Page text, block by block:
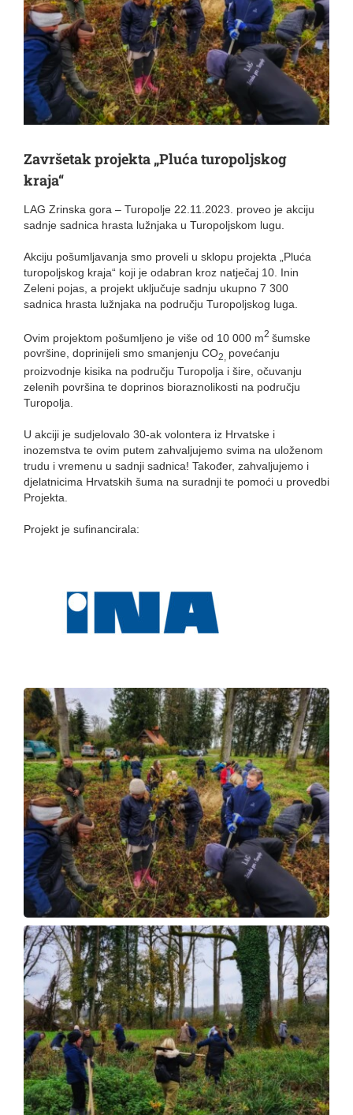
Završetak projekta „Pluća turopoljskog
kraja“
LAG Zrinska gora – Turopolje 22.11.2023. proveo je akciju
sadnje sadnica hrasta lužnjaka u Turopoljskom lugu.
Akciju pošumljavanja smo proveli u sklopu projekta „Pluća
turopoljskog kraja“ koji je odabran kroz natječaj 10. Inin
Zeleni pojas, a projekt uključuje sadnju ukupno 7 300
sadnica hrasta lužnjaka na području Turopoljskog luga.
Ovim projektom pošumljeno je više od 10 000 m2 šumske
površine, doprinijeli smo smanjenju CO2, povećanju
proizvodnje kisika na području Turopolja i šire, očuvanju
zelenih površina te doprinos bioraznolikosti na području
Turopolja.
U akciji je sudjelovalo 30-ak volontera iz Hrvatske i
inozemstva te ovim putem zahvaljujemo svima na uloženom
trudu i vremenu u sadnji sadnica! Također, zahvaljujemo i
djelatnicima Hrvatskih šuma na suradnji te pomoći u provedbi
Projekta.
Projekt je sufinancirala: